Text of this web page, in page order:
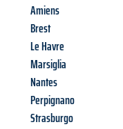
Amiens
Brest
Le Havre
Marsiglia
Nantes
Perpignano
Strasburgo